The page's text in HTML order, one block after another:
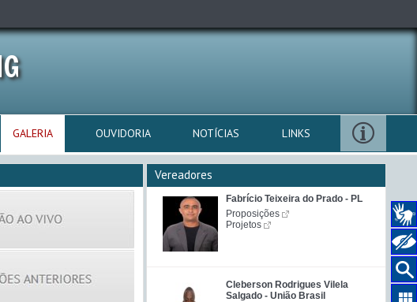
GALERIA OUVIDORIA NOTÍCIAS LINKS
Vereadores
Fabrício Teixeira do Prado - PL
Proposições
Projetos
Cleberson Rodrigues Vilela
Salgado - União Brasil